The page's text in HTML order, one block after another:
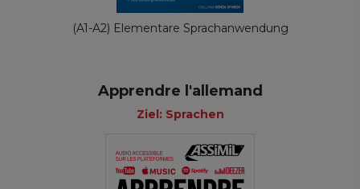
(A1-A2) Elementare Sprachanwendung
Apprendre l'allemand
Ziel: Sprachen